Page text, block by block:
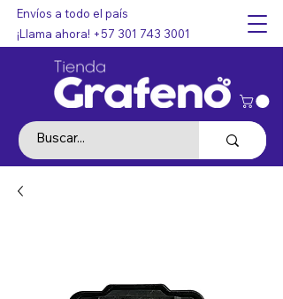
Envíos a todo el país
¡Llama ahora! +57 301 743 3001